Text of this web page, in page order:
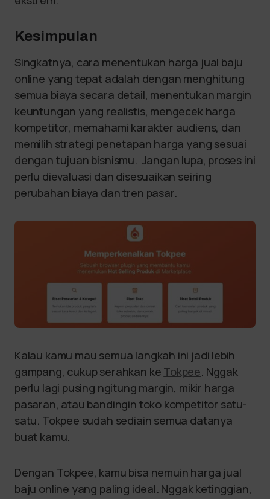
Kesimpulan
Singkatnya, cara menentukan harga jual baju
online yang tepat adalah dengan menghitung
semua biaya secara detail, menentukan margin
keuntungan yang realistis, mengecek harga
kompetitor, memahami karakter audiens, dan
memilih strategi penetapan harga yang sesuai
dengan tujuan bisnismu. Jangan lupa, proses ini
perlu dievaluasi dan disesuaikan seiring
perubahan biaya dan tren pasar.
Kalau kamu mau semua langkah ini jadi lebih
gampang, cukup serahkan ke Tokpee. Nggak
perlu lagi pusing ngitung margin, mikir harga
pasaran, atau bandingin toko kompetitor satu-
satu. Tokpee sudah sediain semua datanya
buat kamu.
Dengan Tokpee, kamu bisa nemuin harga jual
baju online yang paling ideal. Nggak ketinggian,